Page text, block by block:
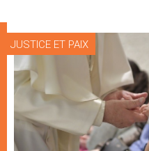
JUSTICE ET PAIX